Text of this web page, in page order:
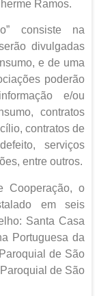
Ramos.
consiste na
divulgadas
e de uma
poderão
e/ou
contratos
contratos de
serviços
entre outros.
Cooperação, o
em seis
Santa Casa
Portuguesa da
de São
de São